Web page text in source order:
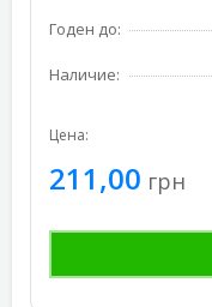
Годен до:
Наличие:
Цена:
211,00 грн